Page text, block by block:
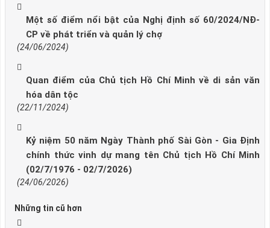
Một số điểm nổi bật của Nghị định số 60/2024/NĐ-
CP về phát triển và quản lý chợ
(24/06/2024)
Quan điểm của Chủ tịch Hồ Chí Minh về di sản văn
hóa dân tộc
(22/11/2024)
Kỷ niệm 50 năm Ngày Thành phố Sài Gòn - Gia Định
chính thức vinh dự mang tên Chủ tịch Hồ Chí Minh
(02/7/1976 - 02/7/2026)
(24/06/2026)
Những tin cũ hơn